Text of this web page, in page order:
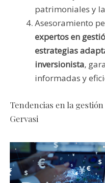
patrimoniales y
Asesoramiento
expertos en
estrategias
inversionista,
informadas y
Tendencias en la
Gervasi